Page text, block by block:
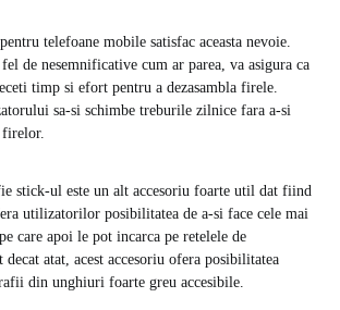
telefoane mobile satisfac aceasta nevoie.
de nesemnificative cum ar parea, va asigura ca
timp si efort pentru a dezasambla firele.
sa-si schimbe treburile zilnice fara a-si
stick-ul este un alt accesoriu foarte util dat fiind
utilizatorilor posibilitatea de a-si face cele mai
care apoi le pot incarca pe retelele de
atat, acest accesoriu ofera posibilitatea
din unghiuri foarte greu accesibile.